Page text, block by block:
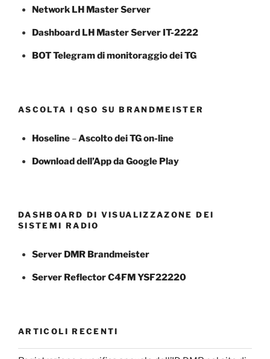
Network LH Master Server
Dashboard LH Master Server IT-2222
BOT Telegram di monitoraggio dei TG
ASCOLTA I QSO SU BRANDMEISTER
Hoseline–Ascolto dei TGon-line
Download dell’App da Google Play
DASHBOARD DI VISUALIZZAZONE DEI
SISTEMI RADIO
Server DMR Brandmeister
Server Reflector C4FM YSF22220
ARTICOLI RECENTI